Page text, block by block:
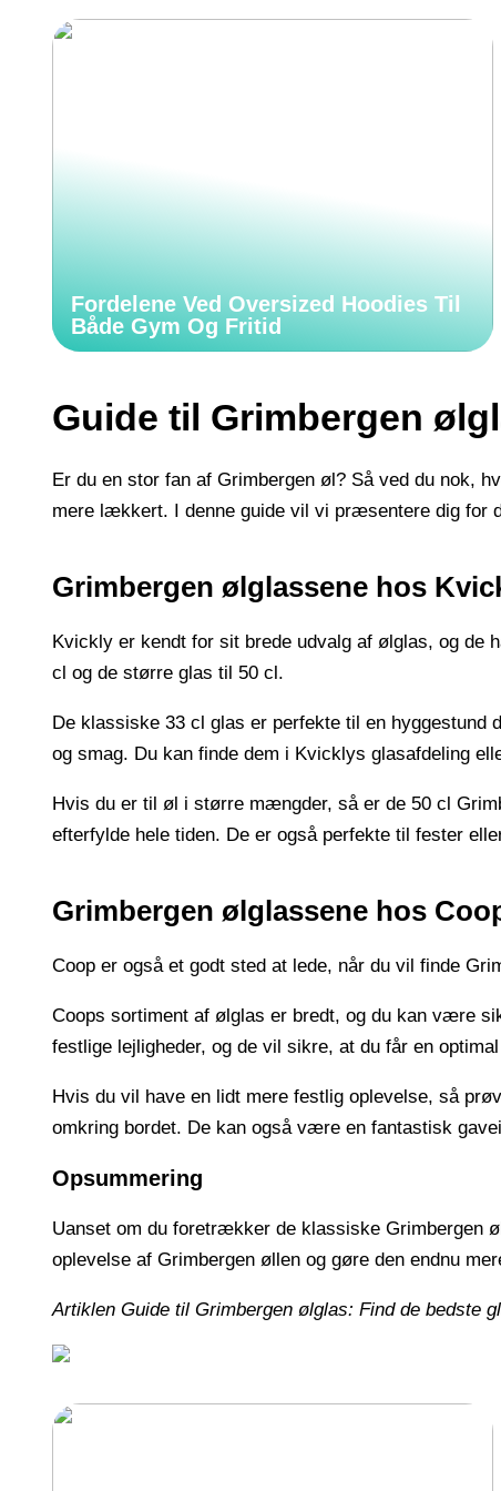
Fordelene Ved Oversized Hoodies Til
Både Gym Og Fritid
Guide til Grimbergen
Er du en stor fan af Grimbergen øl? Så ved du nok,
mere lækkert. I denne guide vil vi præsentere dig for
Grimbergen ølglassene hos
Kvickly er kendt for sit brede udvalg af ølglas, og de
cl og de større glas til 50 cl.
De klassiske 33 cl glas er perfekte til en
og smag. Du kan finde dem i Kvicklys glasafdeling
Hvis du er til øl i større mængder, så er de 50 cl
efterfylde hele tiden. De er også perfekte til fester
Grimbergen ølglassene hos
Coop er også et godt sted at lede, når du vil finde
Coops sortiment af ølglas er bredt, og du kan være
festlige lejligheder, og de vil sikre, at du får en
Hvis du vil have en lidt mere festlig oplevelse, så
omkring bordet. De kan også være en fantastisk
Opsummering
Uanset om du foretrækker de klassiske Grimbergen
oplevelse af Grimbergen øllen og gøre den endnu
Artiklen Guide til Grimbergen ølglas: Find de bedste